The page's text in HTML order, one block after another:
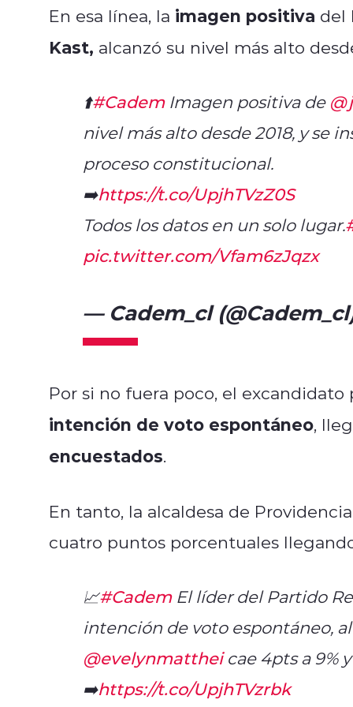
En esa línea, la imagen positiva del
Kast, alcanzó su nivel más alto
⬆️#CademImagen positiva de
nivel más alto desde 2018, y se
proceso constitucional.
➡️https://t.co/UpjhTVzZ0S
Todos los datos en un solo lugar.
pic.twitter.com/Vfam6zJqzx
— Cadem_cl
Por si no fuera poco, el
intención de voto espontáneo,
encuestados.
En tanto, la alcaldesa de
cuatro puntos porcentuales
📈#CademEl líder del Partido
intención de voto espontáneo,
@evelynmattheicae 4pts a 9%
➡️https://t.co/UpjhTVzrbk